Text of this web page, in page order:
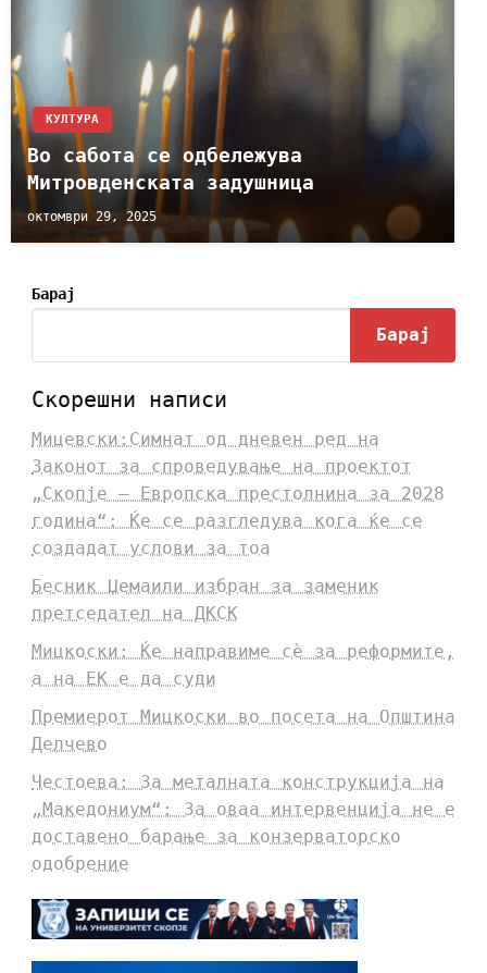
КУЛТУРА
Во сабота се одбележува
Митровденската задушница
октомври 29, 2025
Барај
Барај
Скорешни написи
Мицевски:Симнат од дневен ред на
Законот за спроведување на проектот
„Скопје – Европска престолнина за 2028
година“: Ќе се разгледува кога ќе се
создадат услови за тоа
Бесник Џемаили избран за заменик
претседател на ДКСК
Мицкоски: Ќе направиме сè за реформите,
а на ЕК е да суди
Премиерот Мицкоски во посета на Општина
Делчево
Честоева: За металната конструкција на
„Македониум“: За оваа интервенција не е
доставено барање за конзерваторско
одобрение